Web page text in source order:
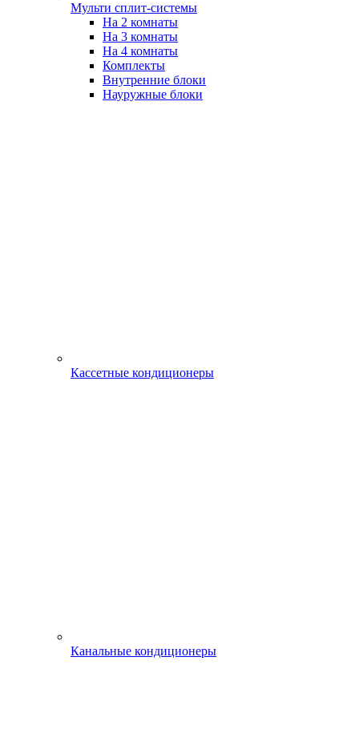
Мульти сплит-системы
На 2 комнаты
На 3 комнаты
На 4 комнаты
Комплекты
Внутренние блоки
Науружные блоки
Кассетные кондиционеры
Канальные кондиционеры